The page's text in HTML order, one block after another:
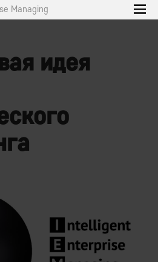
Managing
идея